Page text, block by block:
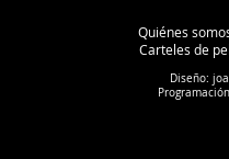
Quiénes
Carteles de
Diseño: